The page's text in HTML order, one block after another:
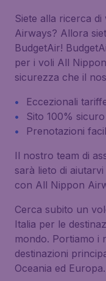
Siete alla ricerca
Airways? Allora
BudgetAir!
per i voli All
sicurezza che il
Eccezionali
Sito 100%
Prenotazioni
Il nostro team di
sarà lieto di
con All Nippon
Cerca subito un
Italia per le
mondo. Portiamo i
destinazioni
Oceania ed Europa.